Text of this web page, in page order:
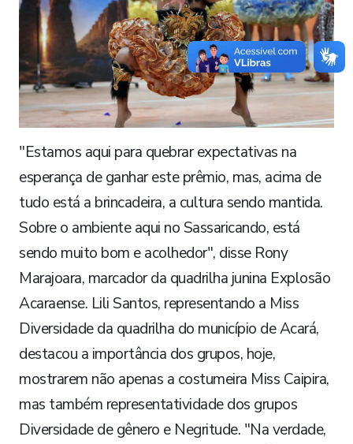
"Estamos aqui para quebrar expectativas na
esperança de ganhar este prêmio, mas, acima de
tudo está a brincadeira, a cultura sendo mantida.
Sobre o ambiente aqui no Sassaricando, está
sendo muito bom e acolhedor", disse Rony
Marajoara, marcador da quadrilha junina Explosão
Acaraense. Lili Santos, representando a Miss
Diversidade da quadrilha do município de Acará,
destacou a importância dos grupos, hoje,
mostrarem não apenas a costumeira Miss Caipira,
mas também representatividade dos grupos
Diversidade de gênero e Negritude. "Na verdade,